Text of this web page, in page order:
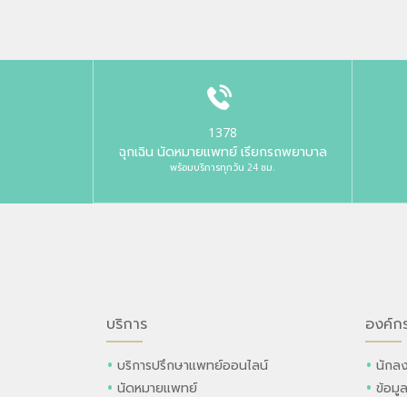
1378
ฉุกเฉิน นัดหมายแพทย์ เรียกรถพยาบาล
พร้อมบริการทุกวัน 24 ชม.
บริการ
บริการปรึกษาแพทย์ออนไลน์
นัดหมายแพทย์
องค์ก
นักล
ข้อมู